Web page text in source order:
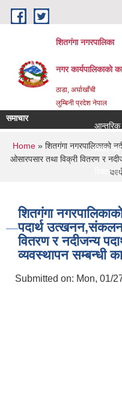
Skip to main content
शितगंगा नगरपालिका
नगर कार्यपालिकाकाे
ठाडा, अर्घाखाँची
लुम्बिनी प्रदेश नेपाल
समाचार
आन्तरिक
रिक्त पदमा
रिक्त
You are here
Home » शितगंगा नगरपालिकाको
ओसारपसार तथा विक्री वितरण र
शितगंगा
पदार्थ
वितरण र नदीजन्य
व्यवस्थापन सम्बन्धी
Submitted on: Mon, 01/